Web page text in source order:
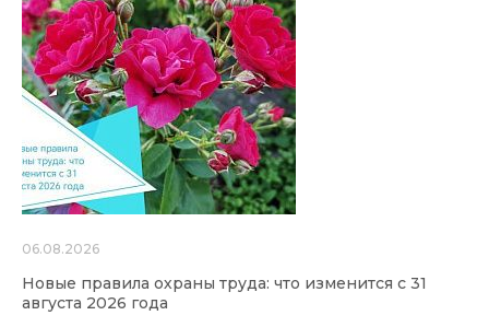
06.08.2026
Новые правила охраны труда: что изменится с 31
августа 2026 года